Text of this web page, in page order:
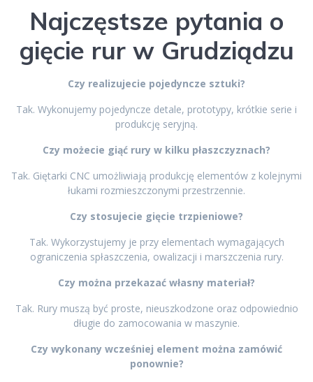
Najczęstsze pytania o
gięcie rur w Grudziądzu
Czy realizujecie pojedyncze sztuki?
Tak. Wykonujemy pojedyncze detale, prototypy, krótkie serie i
produkcję seryjną.
Czy możecie giąć rury w kilku płaszczyznach?
Tak. Giętarki CNC umożliwiają produkcję elementów z kolejnymi
łukami rozmieszczonymi przestrzennie.
Czy stosujecie gięcie trzpieniowe?
Tak. Wykorzystujemy je przy elementach wymagających
ograniczenia spłaszczenia, owalizacji i marszczenia rury.
Czy można przekazać własny materiał?
Tak. Rury muszą być proste, nieuszkodzone oraz odpowiednio
długie do zamocowania w maszynie.
Czy wykonany wcześniej element można zamówić
ponownie?